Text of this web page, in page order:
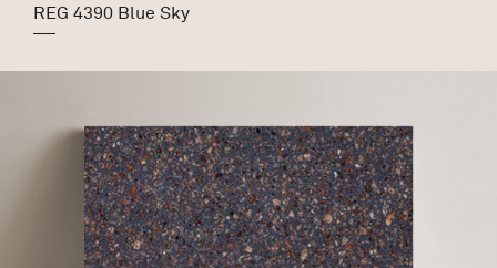
REG 4390 Blue Sky